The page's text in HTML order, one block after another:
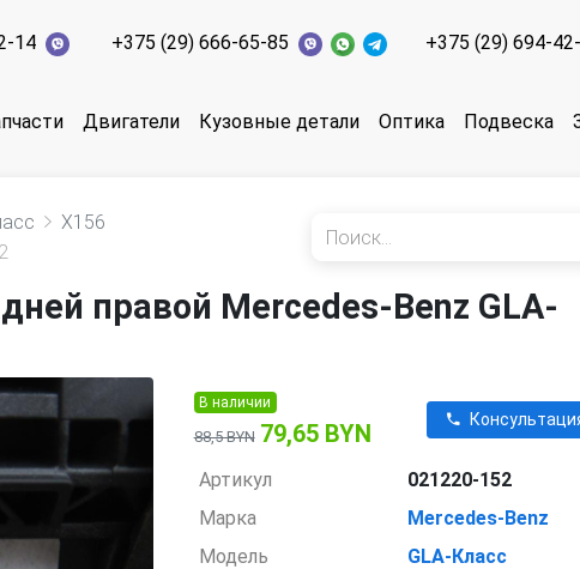
14 +375 (29) 666-65-85 +375 (29) 694-
Двигатели Кузовные детали Оптика Подвеска
X156
правой Mercedes-Benz GLA-
В наличии
88,5 BYN 79,65 BYN
Артикул
021220-152
Марка
Mercedes-Benz
Модель
GLA-Класс